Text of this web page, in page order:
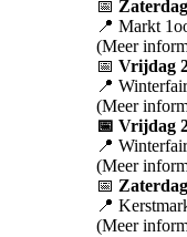
📅
📍 Markt
(Meer
📅 Vrijdag
📍
(Meer
📅 Vrijdag
📍
(Meer
📅
📍
(Meer